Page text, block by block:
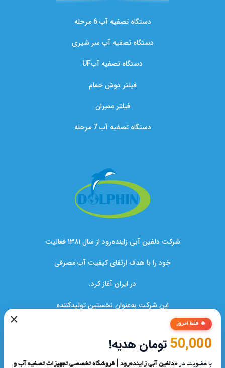
دستگاه تصفیه آب 6 مرحله
دستگاه تصفیه آب سر شیری
دستگاه تصفیه آبUF
فیلتر دوش حمام
فیلتر ممبران
دستگاه تصفیه آب 7 مرحله
شرکت دلفین آبی زاینده‌رود از سال ۱۳۸۱ فعالیت
خود را با هدف ارتقای کیفیت آب مصرفی
در ایران آغاز کرد.
این شرکت به‌عنوان نخستین تولیدکننده
دستگاه‌های تصفیه آب در کشور،نقشی کلیدی
در بهبود سلامت خانواده‌ها و صنایع ایفا کرده است.
× 🔥 فقط امروز
50,000تومان هدیه!
با عضویت در«دلفین آبی زاینده‌رود | فروشگاه تخصصی تجهیزات تصفیه آب و